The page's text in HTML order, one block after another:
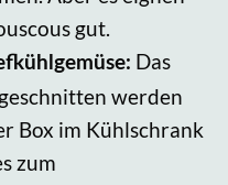
gut.
Das
werden
Box im Kühlschrank
zum